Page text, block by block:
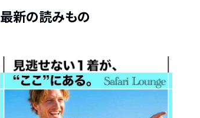
最新の読みもの